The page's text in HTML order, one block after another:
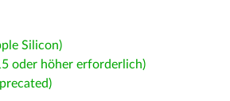
Silicon)
oder höher erforderlich)